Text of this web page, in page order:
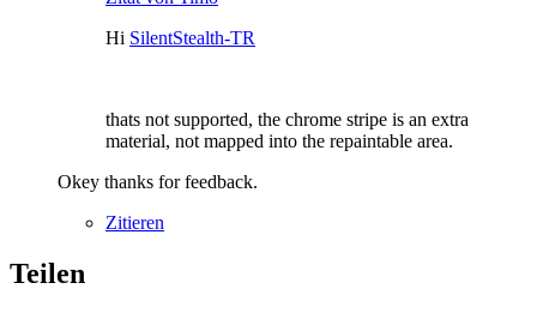
Hi SilentStealth-TR
thats not supported, the chrome stripe is an extra
material, not mapped into the repaintable area.
Okey thanks for feedback.
Zitieren
Teilen